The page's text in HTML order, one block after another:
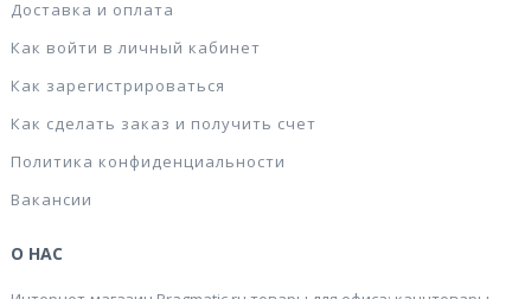
Доставка и оплата
Как войти в личный кабинет
Как зарегистрироваться
Как сделать заказ и получить счет
Политика конфиденциальности
Вакансии
О НАС